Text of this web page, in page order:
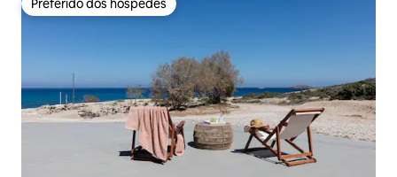
Preferido dos hóspedes
Preferido dos hóspedes